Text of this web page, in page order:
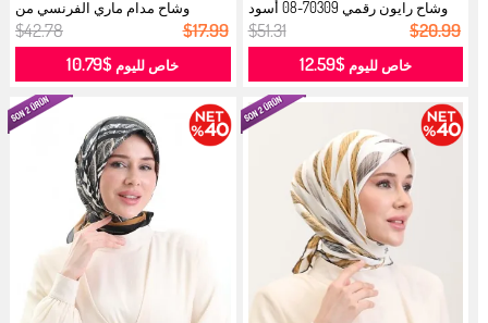
وشاح رايون رقمي 70309-08 أسود
ذهبي...
$51.31 $20.99
خاص لليوم$12.59
وشاح مدام ماري الفرنسي من
الفوال 19...
$42.78 $17.99
خاص لليوم $10.79